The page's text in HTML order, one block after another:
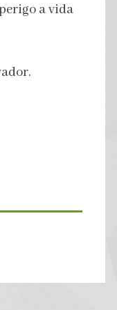
a vida